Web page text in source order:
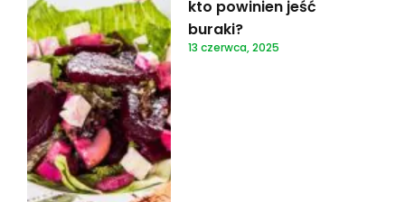
kto powinien jeść
buraki?
13 czerwca, 2025